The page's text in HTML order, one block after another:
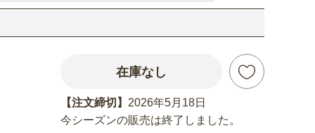
在庫なし
【注文締切】 2026年5月18日
今シーズンの販売は終了しました。